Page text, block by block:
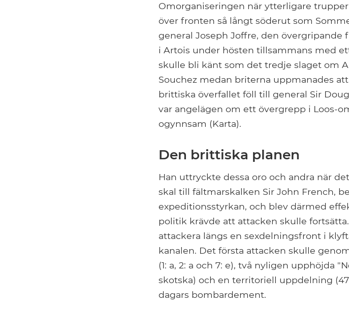
Omorganiseringen när ytterligare
över fronten så långt söderut som
general Joseph Joffre, den övergripande
i Artois under hösten tillsammans med
skulle bli känt som det tredje slaget om
Souchez medan briterna uppmanades
brittiska överfallet föll till general Sir
var angelägen om ett övergrepp i Loos-
ogynnsam (Karta).
Den brittiska planen
Han uttryckte dessa oro och andra när
skal till fältmarskalken Sir John French,
expeditionsstyrkan, och blev därmed
politik krävde att attacken skulle
attackera längs en sexdelningsfront i
kanalen. Det första attacken skulle
(1: a, 2: a och 7: e), två nyligen upphöjda
skotska) och en territoriell uppdelning
dagars bombardement.